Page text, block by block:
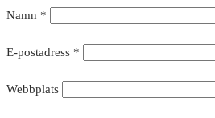
Namn *
E-postadress *
Webbplats